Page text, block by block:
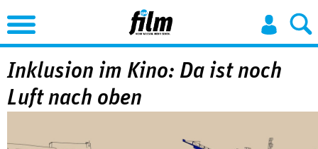
Jump to Navigation
Inklusion im Kino: Da ist noch
Luft nach oben